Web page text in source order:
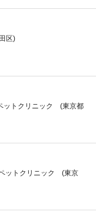
区)
ットクリニック (東京都
ットクリニック (東京